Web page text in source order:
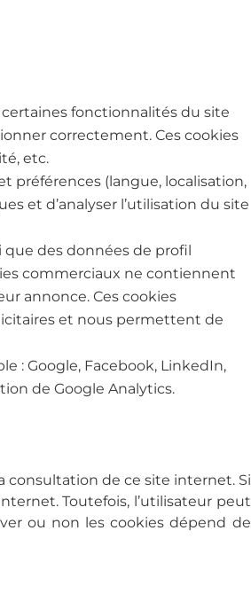
fonctionnalités du site
correctement. Ces cookies
etc.
préférences (langue, localisation,
et d’analyser l’utilisation du site
que des données de profil
commerciaux ne contiennent
annonce. Ces cookies
et nous permettent de
: Google, Facebook, LinkedIn,
de Google Analytics.
consultation de ce site internet. Si
Toutefois, l’utilisateur peut
ou non les cookies dépend de